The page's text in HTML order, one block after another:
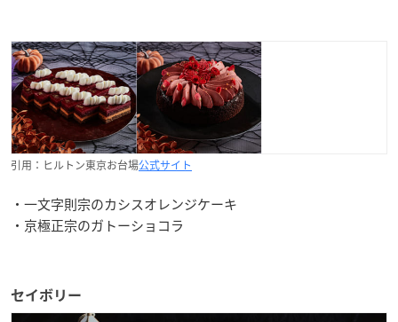
引用：ヒルトン東京お台場公式サイト
・一文字則宗のカシスオレンジケーキ
・京極正宗のガトーショコラ
セイボリー